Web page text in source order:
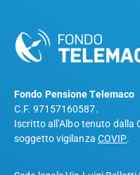
Fondo Pensione Telemaco
C.F. 97157160587.
Iscritto all’Albo tenuto dalla
soggetto vigilanza COVIP.